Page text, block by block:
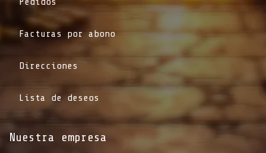
Facturas por abono
Direcciones
Lista de deseos
Nuestra empresa